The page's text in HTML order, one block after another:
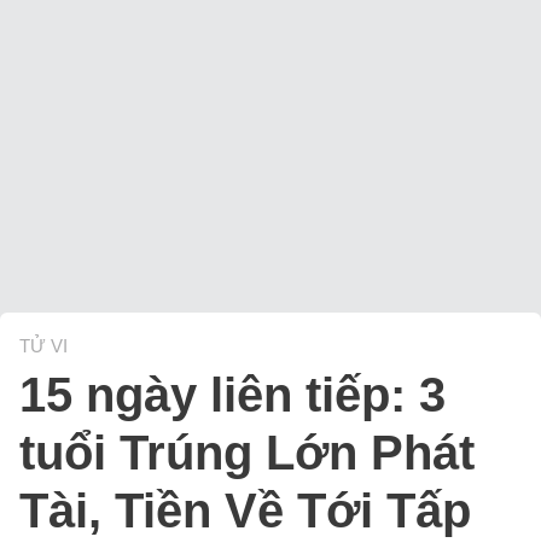
TỬ VI
15 ngày liên tiếp: 3
tuổi Trúng Lớn Phát
Tài, Tiền Về Tới Tấp